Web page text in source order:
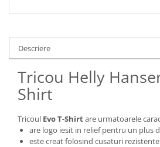
Descriere
Tricou Helly
Shirt
Tricoul Evo T-Shirtare urmatoarele
are logo iesit in relief pentru un plus
este creat folosind cusaturi